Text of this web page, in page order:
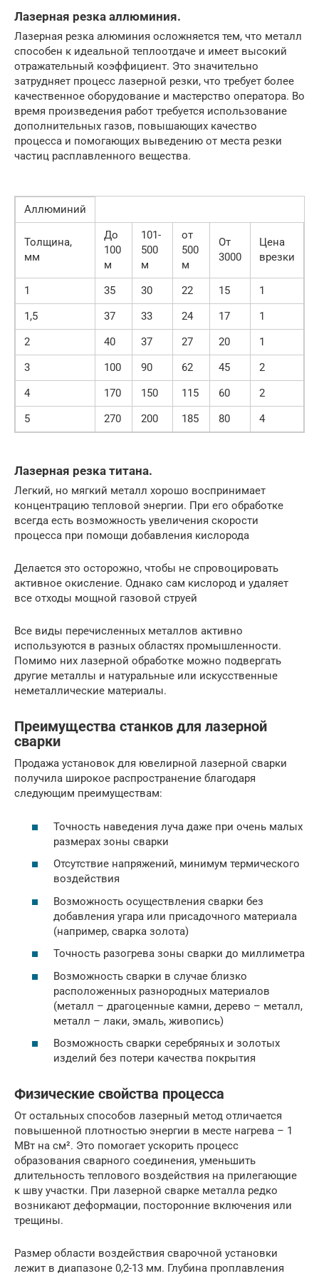
Лазерная резка аллюминия.
Лазерная резка алюминия осложняется тем, что металл
способен к идеальной теплоотдаче и имеет высокий
отражательный коэффициент. Это значительно
затрудняет процесс лазерной резки, что требует более
качественное оборудование и мастерство оператора. Во
время произведения работ требуется использование
дополнительных газов, повышающих качество
процесса и помогающих выведению от места резки
частиц расплавленного вещества.
Аллюминий
Толщина,
мм
До
100
м
101-
500
м
от
500
м
От
3000
Цена
врезки
1 35 30 22 15
1
1,5
37 33 24 17
1
2
40 37 27 20
1
3
100 90 62 45
2
4
170 150 115 60
2
5
270 200 185 80 4
Лазерная резка титана.
Легкий, но мягкий металл хорошо воспринимает
концентрацию тепловой энергии. При его обработке
всегда есть возможность увеличения скорости
процесса при помощи добавления кислорода
Делается это осторожно, чтобы не спровоцировать
активное окисление. Однако сам кислород и удаляет
все отходы мощной газовой струей
Все виды перечисленных металлов активно
используются в разных областях промышленности.
Помимо них лазерной обработке можно подвергать
другие металлы и натуральные или искусственные
неметаллические материалы.
Преимущества станков для лазерной
сварки
Продажа установок для ювелирной лазерной сварки
получила широкое распространение благодаря
следующим преимуществам:
Точность наведения луча даже при очень малых
размерах зоны сварки
Отсутствие напряжений, минимум термического
воздействия
Возможность осуществления сварки без
добавления угара или присадочного материала
(например, сварка золота)
Точность разогрева зоны сварки до миллиметра
Возможность сварки в случае близко
расположенных разнородных материалов
(металл – драгоценные камни, дерево – металл,
металл – лаки, эмаль, живопись)
Возможность сварки серебряных и золотых
изделий без потери качества покрытия
Физические свойства процесса
От остальных способов лазерный метод отличается
повышенной плотностью энергии в месте нагрева – 1
МВт на см². Это помогает ускорить процесс
образования сварного соединения, уменьшить
длительность теплового воздействия на прилегающие
к шву участки. При лазерной сварке металла редко
возникают деформации, посторонние включения или
трещины.
Размер области воздействия сварочной установки
лежит в диапазоне 0,2-13 мм. Глубина проплавления